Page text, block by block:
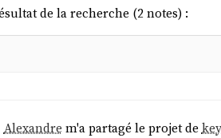
de la recherche (2 notes) :
Alexandre m'a partagé le projet de